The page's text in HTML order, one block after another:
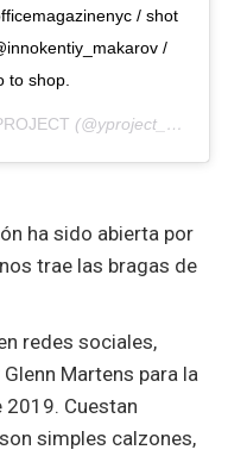
/ shot
/
to shop.
(@yproject_official) el
ha sido abierta por
trae las bragas de
redes sociales,
Martens para la
Cuestan
simples calzones,